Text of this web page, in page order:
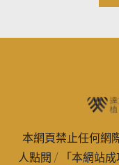
本網頁禁止任何網
人點閱 / 「本網站